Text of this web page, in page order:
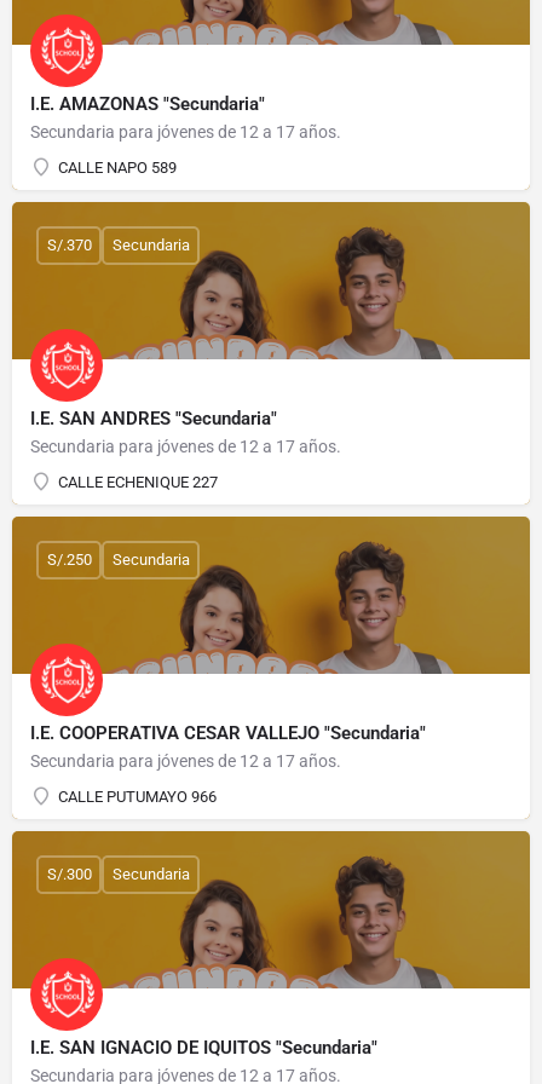
I.E. AMAZONAS "Secundaria"
Secundaria para jóvenes de 12 a 17 años.
CALLE NAPO 589
I.E. SAN ANDRES "Secundaria"
Secundaria para jóvenes de 12 a 17 años.
CALLE ECHENIQUE 227
S/.370 Secundaria
I.E. COOPERATIVA CESAR VALLEJO "Secundaria"
Secundaria para jóvenes de 12 a 17 años.
CALLE PUTUMAYO 966
S/.250 Secundaria
I.E. SAN IGNACIO DE IQUITOS "Secundaria"
Secundaria para jóvenes de 12 a 17 años.
S/.300 Secundaria